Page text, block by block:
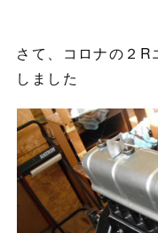
さて、コロナの２R
しました